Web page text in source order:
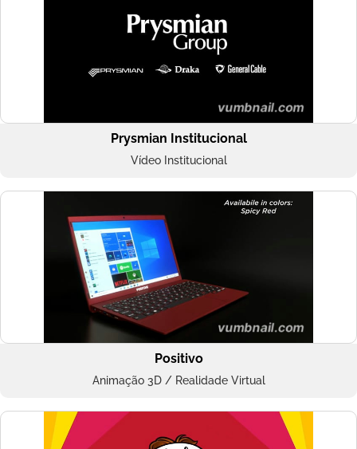
Prysmian Institucional
Vídeo Institucional
Positivo
Animação 3D / Realidade Virtual